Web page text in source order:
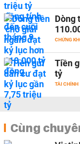
Dòng
CHỨNG
Tiền
tỷ
TÀI CHÍNH
Cùng